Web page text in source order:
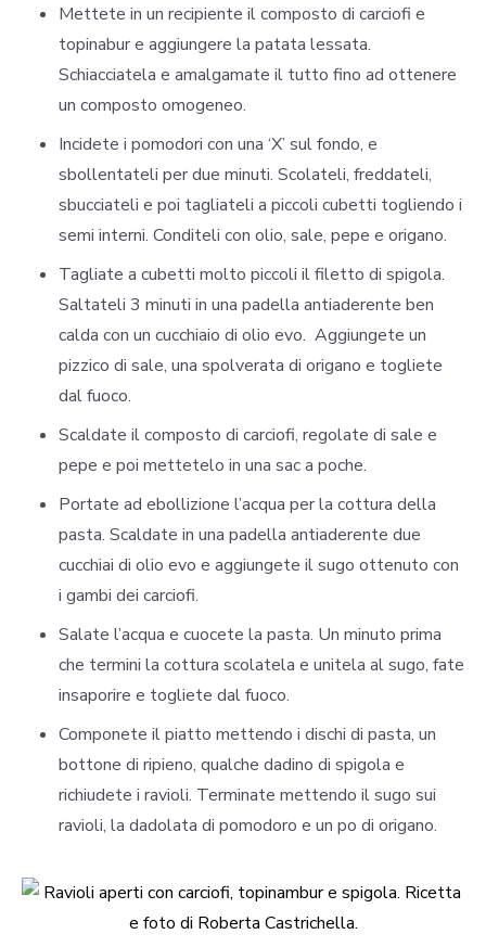
Mettete in un recipiente il composto di carciofi e
topinabur e aggiungere la patata lessata.
Schiacciatela e amalgamate il tutto fino ad ottenere
un composto omogeneo.
Incidete i pomodori con una ‘X’ sul fondo, e
sbollentateli per due minuti. Scolateli, freddateli,
sbucciateli e poi tagliateli a piccoli cubetti togliendo i
semi interni. Conditeli con olio, sale, pepe e origano.
Tagliate a cubetti molto piccoli il filetto di spigola.
Saltateli 3 minuti in una padella antiaderente ben
calda con un cucchiaio di olio evo. Aggiungete un
pizzico di sale, una spolverata di origano e togliete
dal fuoco.
Scaldate il composto di carciofi, regolate di sale e
pepe e poi mettetelo in una sac a poche.
Portate ad ebollizione l’acqua per la cottura della
pasta. Scaldate in una padella antiaderente due
cucchiai di olio evo e aggiungete il sugo ottenuto con
i gambi dei carciofi.
Salate l’acqua e cuocete la pasta. Un minuto prima
che termini la cottura scolatela e unitela al sugo, fate
insaporire e togliete dal fuoco.
Componete il piatto mettendo i dischi di pasta, un
bottone di ripieno, qualche dadino di spigola e
richiudete i ravioli. Terminate mettendo il sugo sui
ravioli, la dadolata di pomodoro e un po di origano.